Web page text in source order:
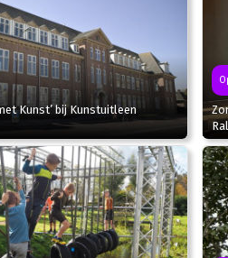
Kunst’ bij Kunstuitleen